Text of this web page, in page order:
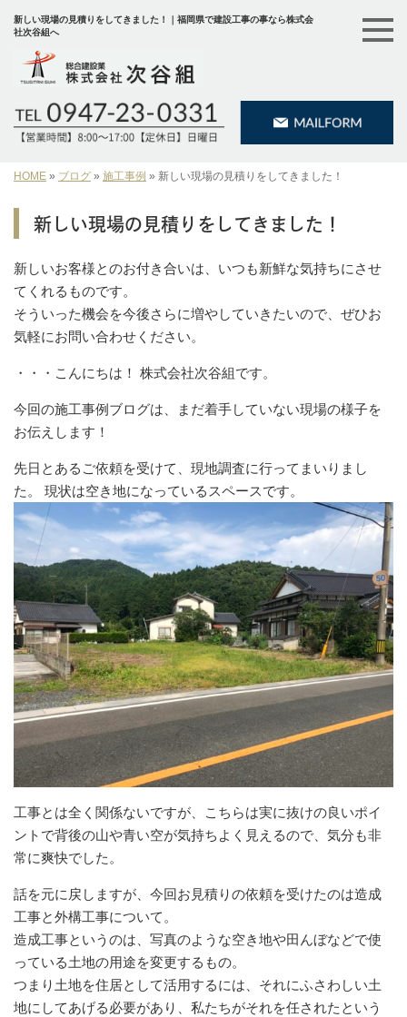
新しい現場の見積りをしてきました！｜福岡県で建設工事の事なら株式会
社次谷組へ
HOME » ブログ » 施工事例 » 新しい現場の見積りをしてきました！
新しい現場の見積りをしてきました！
新しいお客様とのお付き合いは、いつも新鮮な気持ちにさせ
てくれるものです。
そういった機会を今後さらに増やしていきたいので、ぜひお
気軽にお問い合わせください。
・・・こんにちは！ 株式会社次谷組です。
今回の施工事例ブログは、まだ着手していない現場の様子を
お伝えします！
先日とあるご依頼を受けて、現地調査に行ってまいりまし
た。 現状は空き地になっているスペースです。
工事とは全く関係ないですが、こちらは実に抜けの良いポイ
ントで背後の山や青い空が気持ちよく見えるので、気分も非
常に爽快でした。
話を元に戻しますが、今回お見積りの依頼を受けたのは造成
工事と外構工事について。
造成工事というのは、写真のような空き地や田んぼなどで使
っている土地の用途を変更するもの。
つまり土地を住居として活用するには、それにふさわしい土
地にしてあげる必要があり、私たちがそれを任されたという